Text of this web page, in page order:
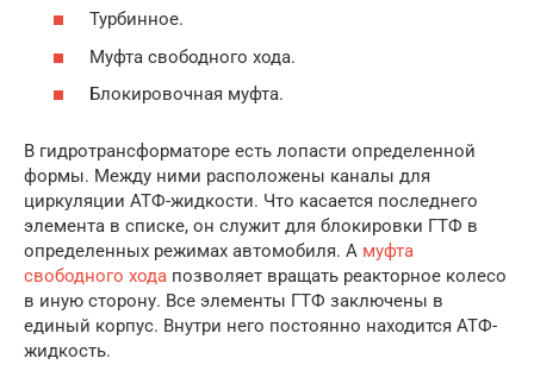
Турбинное.
Муфта свободного хода.
Блокировочная муфта.
В гидротрансформаторе есть лопасти определенной
формы. Между ними расположены каналы для
циркуляции АТФ-жидкости. Что касается последнего
элемента в списке, он служит для блокировки ГТФ в
определенных режимах автомобиля. А муфта
свободного хода позволяет вращать реакторное колесо
в иную сторону. Все элементы ГТФ заключены в
единый корпус. Внутри него постоянно находится АТФ-
жидкость.